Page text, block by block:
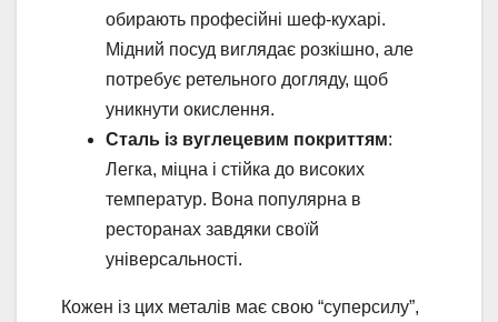
обирають професійні шеф-кухарі.
Мідний посуд виглядає розкішно, але
потребує ретельного догляду, щоб
уникнути окислення.
Сталь із вуглецевим покриттям:
Легка, міцна і стійка до високих
температур. Вона популярна в
ресторанах завдяки своїй
універсальності.
Кожен із цих металів має свою “суперсилу”,